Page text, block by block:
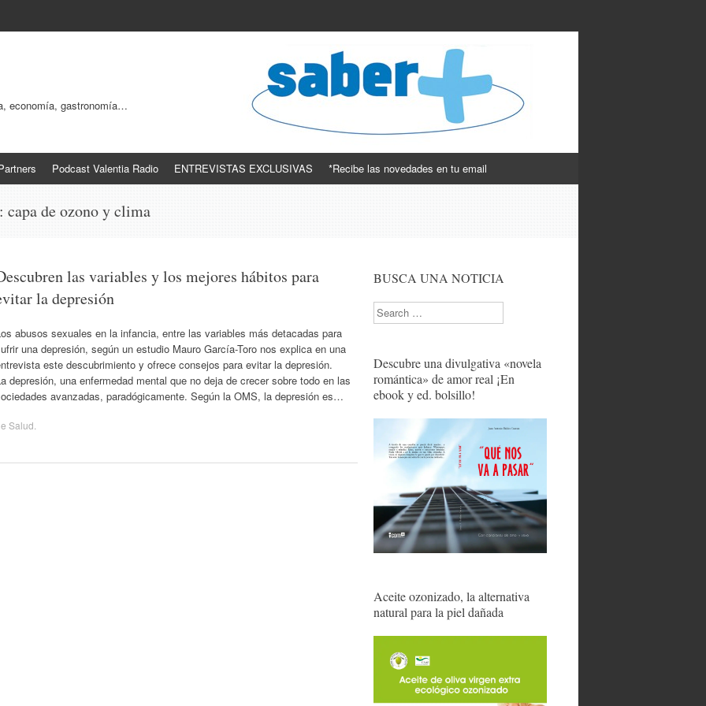
economía, gastronomía…
Podcast Valentia Radio ENTREVISTAS EXCLUSIVAS *Recibe las novedades en tu email
capa de ozono y clima
las variables y los mejores hábitos para
la depresión
abusos sexuales en la infancia, entre las variables más detacadas para
una depresión, según un estudio Mauro García-Toro nos explica en una
este descubrimiento y ofrece consejos para evitar la depresión.
depresión, una enfermedad mental que no deja de crecer sobre todo en las
avanzadas, paradógicamente. Según la OMS, la depresión es…
Salud
BUSCA UNA NOTICIA
Search
Descubre una divulgativa «novela
romántica» de amor real ¡En
ebook y ed. bolsillo!
Aceite ozonizado, la alternativa
natural para la piel dañada